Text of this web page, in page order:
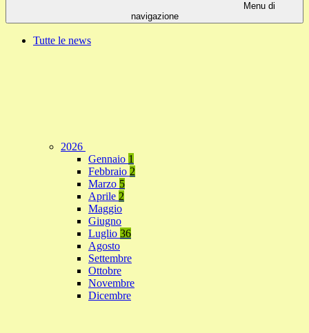
Menu di
navigazione
Tutte le news
2026
Gennaio 1
Febbraio 2
Marzo 5
Aprile 2
Maggio
Giugno
Luglio 36
Agosto
Settembre
Ottobre
Novembre
Dicembre